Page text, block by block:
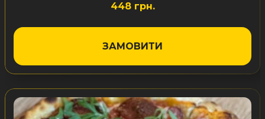
448 грн.
ЗАМОВИТИ